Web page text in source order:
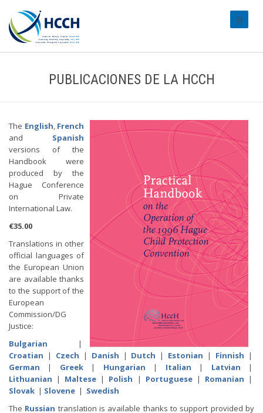
PUBLICACIONES DE LA HCCH
The English, French
and Spanish
versions of the
Handbook were
produced by the
Hague Conference
on Private
International Law.
€35.00
Translations in other
official languages of
the European Union
are available thanks
to the support of the
European
Commission/DG
Justice:
Bulgarian
|
Croatian | Czech | Danish | Dutch | Estonian | Finnish |
German | Greek| Hungarian | Italian | Latvian |
Lithuanian | Maltese | Polish | Portuguese| Romanian |
Slovak | Slovene | Swedish
The Russian translation is available thanks to support provided by